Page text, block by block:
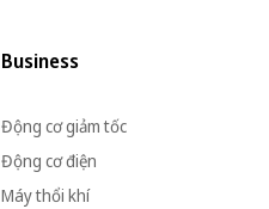
Business
Động cơ giảm tốc
Động cơ điện
Máy thổi khí